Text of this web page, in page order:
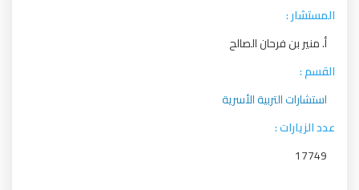
المستشار :
أ. منير بن فرحان الصالح
القسم :
استشارات التربية الأسرية
عدد الزيارات :
17749